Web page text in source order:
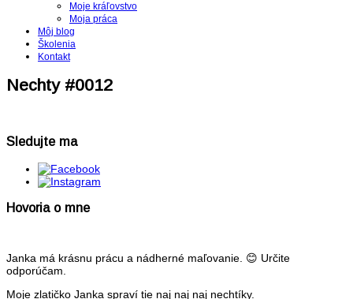
Moje kráľovstvo
Moja práca
Môj blog
Školenia
Kontakt
Nechty #0012
Sledujte ma
Hovoria o mne
Janka má krásnu prácu a nádherné maľovanie. 😊 Určite
odporúčam.
Moje zlatičko Janka spraví tie naj naj naj nechtíky.